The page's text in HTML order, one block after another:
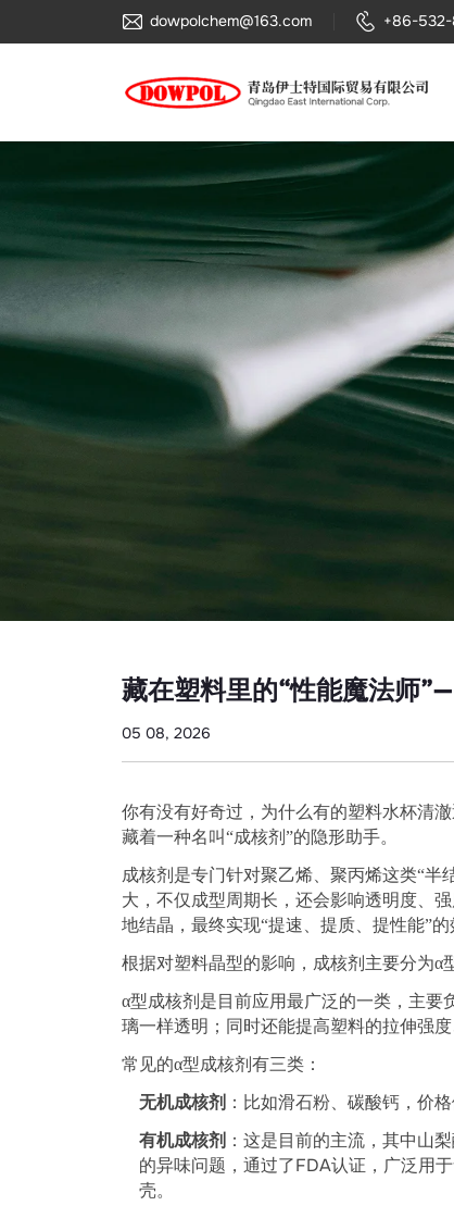
在
料
的
“性
能
魔
师”
dowpolchem@163.com +86-
藏在塑料里的“性能魔法师
05 08, 2026
你有没有好奇过，为什么有的塑料水杯清
藏着一种名叫“成核剂 ”的隐形助手。
成核剂是专门针对聚乙烯、聚丙烯这类“半
大，不仅成型周期长，还会影响透明度、
地结晶，最终实现“提速、提质、提性能”的
根据对塑料晶型的影响，成核剂主要分为α
α型成核剂是目前应用最广泛的一类，主要
璃一样透明；同时还能提高塑料的拉伸强
常见的α型成核剂有三类：
无机成核剂 ：比如滑石粉、碳酸钙，价
有机成核剂 ：这是目前的主流，其中山
的异味问题，通过了FDA认证，广泛用
壳。